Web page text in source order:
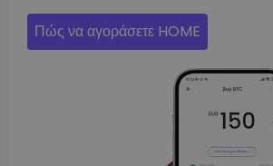
Πώς να αγοράσετε HOME